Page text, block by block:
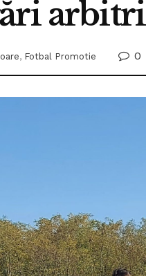
arbitri
, Fotbal Promotie 0